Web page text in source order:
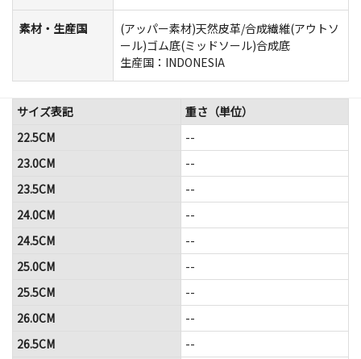
素材・生産国
(アッパー素材)天然皮革/合成繊維(アウトソ
ール)ゴム底(ミッドソール)合成底
生産国：INDONESIA
サイズ表記
重さ（単位）
22.5CM
--
23.0CM
--
23.5CM
--
24.0CM
--
24.5CM
--
25.0CM
--
25.5CM
--
26.0CM
--
26.5CM
--